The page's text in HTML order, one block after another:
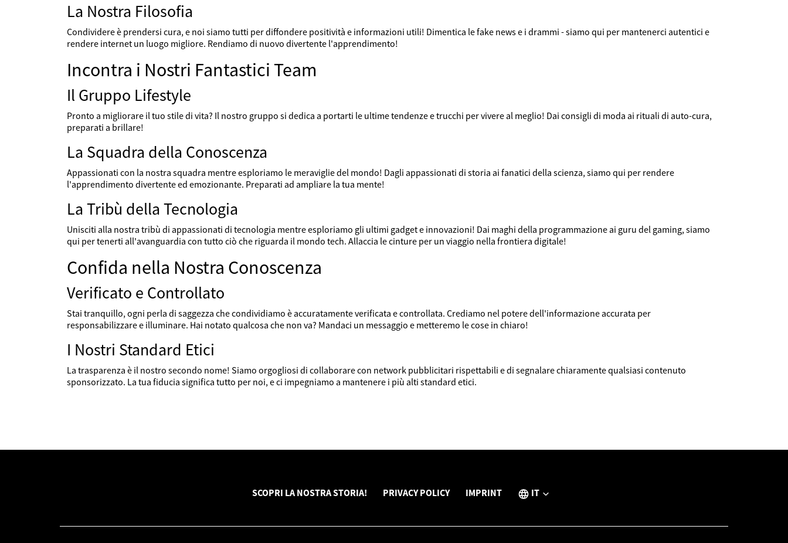
La Nostra Filosofia
Condividere è prendersi cura, e noi siamo tutti per diffondere positività e informazioni utili! Dimentica le fake news e i drammi - siamo qui per mantenerci autentici e
rendere internet un luogo migliore. Rendiamo di nuovo divertente l'apprendimento!
Incontra i Nostri Fantastici Team
Il Gruppo Lifestyle
Pronto a migliorare il tuo stile di vita? Il nostro gruppo si dedica a portarti le ultime tendenze e trucchi per vivere al meglio! Dai consigli di moda ai rituali di auto-cura,
preparati a brillare!
La Squadra della Conoscenza
Appassionati con la nostra squadra mentre esploriamo le meraviglie del mondo! Dagli appassionati di storia ai fanatici della scienza, siamo qui per rendere
l'apprendimento divertente ed emozionante. Preparati ad ampliare la tua mente!
La Tribù della Tecnologia
Unisciti alla nostra tribù di appassionati di tecnologia mentre esploriamo gli ultimi gadget e innovazioni! Dai maghi della programmazione ai guru del gaming, siamo
qui per tenerti all'avanguardia con tutto ciò che riguarda il mondo tech. Allaccia le cinture per un viaggio nella frontiera digitale!
Confida nella Nostra Conoscenza
Verificato e Controllato
Stai tranquillo, ogni perla di saggezza che condividiamo è accuratamente verificata e controllata. Crediamo nel potere dell'informazione accurata per
responsabilizzare e illuminare. Hai notato qualcosa che non va? Mandaci un messaggio e metteremo le cose in chiaro!
I Nostri Standard Etici
La trasparenza è il nostro secondo nome! Siamo orgogliosi di collaborare con network pubblicitari rispettabili e di segnalare chiaramente qualsiasi contenuto
sponsorizzato. La tua fiducia significa tutto per noi, e ci impegniamo a mantenere i più alti standard etici.
SCOPRI LA NOSTRA STORIA! PRIVACY POLICY IMPRINT IT